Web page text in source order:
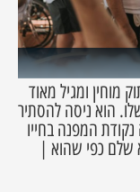
שיתוק מוחין ומגיל מאוד
הוא ניסה להסתיר
המפנה בחייו
שלם כפי שהוא |